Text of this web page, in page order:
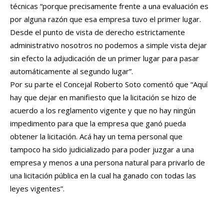
técnicas “porque precisamente frente a una evaluación es
por alguna razón que esa empresa tuvo el primer lugar.
Desde el punto de vista de derecho estrictamente
administrativo nosotros no podemos a simple vista dejar
sin efecto la adjudicación de un primer lugar para pasar
automáticamente al segundo lugar”.
Por su parte el Concejal Roberto Soto comentó que “Aquí
hay que dejar en manifiesto que la licitación se hizo de
acuerdo a los reglamento vigente y que no hay ningún
impedimento para que la empresa que ganó pueda
obtener la licitación. Acá hay un tema personal que
tampoco ha sido judicializado para poder juzgar a una
empresa y menos a una persona natural para privarlo de
una licitación pública en la cual ha ganado con todas las
leyes vigentes”.